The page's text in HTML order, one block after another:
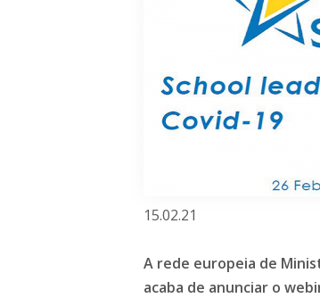
15.02.21
A rede europeia de
acaba de anunciar o